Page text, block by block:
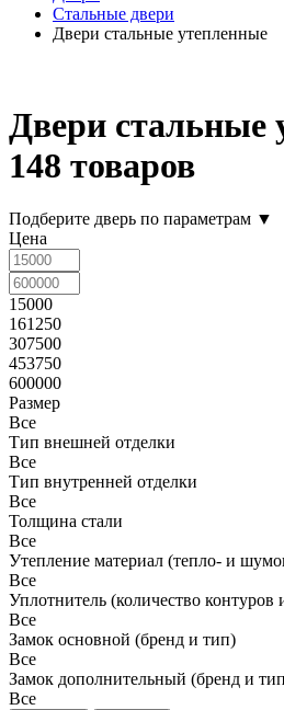
Стальные двери
Двери стальные утепленные
Двери стальные
148 товаров
Подберите дверь по параметрам ▼
Цена
15000
161250
307500
453750
600000
Размер
Все
Тип внешней отделки
Все
Тип внутренней отделки
Все
Толщина стали
Все
Утепление материал (тепло- и
Все
Уплотнитель (количество контуров
Все
Замок основной (бренд и тип)
Все
Замок дополнительный (бренд и
Все